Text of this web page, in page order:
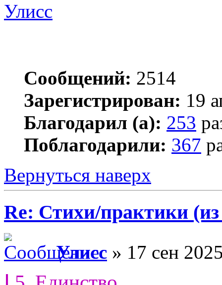
Улисс
Сообщений: 2514
Зарегистрирован: 19
Благодарил (а): 253
Поблагодарили: 367
Вернуться наверх
Re: Стихи/практики
Улисс » 17 сен